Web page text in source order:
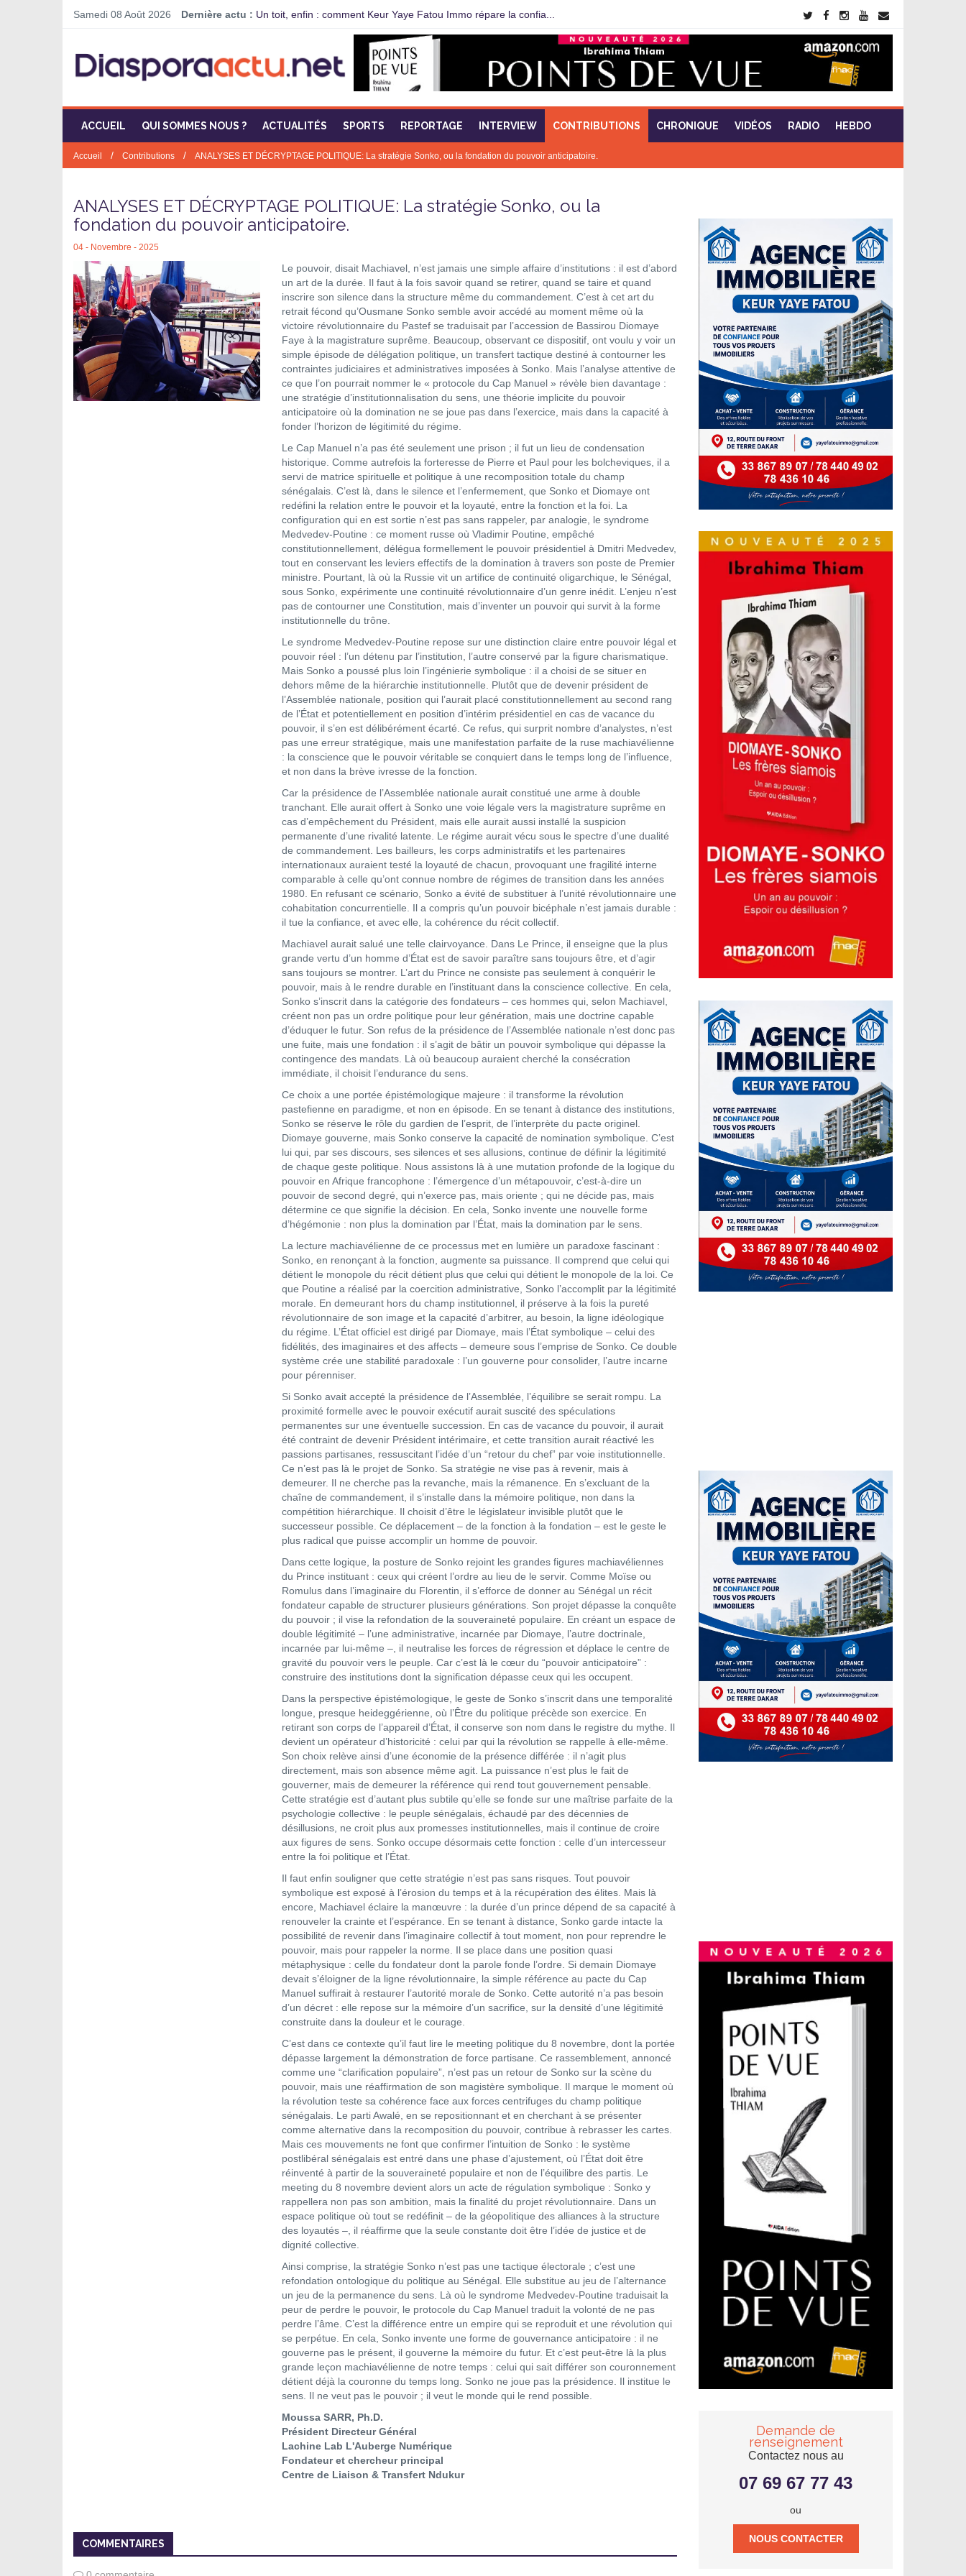
Samedi 08 Août 2026 Dernière actu : Un toit, enfin : comment Keur Yaye Fatou Immo répare la confia...
ACCUEIL QUI SOMMES NOUS ? ACTUALITÉS SPORTS REPORTAGE INTERVIEW CONTRIBUTIONS CHRONIQUE VIDÉOS RADIO HEBDO
Accueil / Contributions / ANALYSES ET DÉCRYPTAGE POLITIQUE: La stratégie Sonko, ou la fondation du pouvoir anticipatoire.
ANALYSES ET DÉCRYPTAGE POLITIQUE: La stratégie Sonko, ou la
fondation du pouvoir anticipatoire.
04 - Novembre - 2025
Le pouvoir, disait Machiavel, n’est jamais une simple affaire d’institutions : il est d’abord
un art de la durée. Il faut à la fois savoir quand se retirer, quand se taire et quand
inscrire son silence dans la structure même du commandement. C’est à cet art du
retrait fécond qu’Ousmane Sonko semble avoir accédé au moment même où la
victoire révolutionnaire du Pastef se traduisait par l’accession de Bassirou Diomaye
Faye à la magistrature suprême. Beaucoup, observant ce dispositif, ont voulu y voir un
simple épisode de délégation politique, un transfert tactique destiné à contourner les
contraintes judiciaires et administratives imposées à Sonko. Mais l’analyse attentive de
ce que l’on pourrait nommer le « protocole du Cap Manuel » révèle bien davantage :
une stratégie d’institutionnalisation du sens, une théorie implicite du pouvoir
anticipatoire où la domination ne se joue pas dans l’exercice, mais dans la capacité à
fonder l’horizon de légitimité du régime.
Le Cap Manuel n’a pas été seulement une prison ; il fut un lieu de condensation
historique. Comme autrefois la forteresse de Pierre et Paul pour les bolcheviques, il a
servi de matrice spirituelle et politique à une recomposition totale du champ
sénégalais. C’est là, dans le silence et l’enfermement, que Sonko et Diomaye ont
redéfini la relation entre le pouvoir et la loyauté, entre la fonction et la foi. La
configuration qui en est sortie n’est pas sans rappeler, par analogie, le syndrome
Medvedev-Poutine : ce moment russe où Vladimir Poutine, empêché
constitutionnellement, délégua formellement le pouvoir présidentiel à Dmitri Medvedev,
tout en conservant les leviers effectifs de la domination à travers son poste de Premier
ministre. Pourtant, là où la Russie vit un artifice de continuité oligarchique, le Sénégal,
sous Sonko, expérimente une continuité révolutionnaire d’un genre inédit. L’enjeu n’est
pas de contourner une Constitution, mais d’inventer un pouvoir qui survit à la forme
institutionnelle du trône.
Le syndrome Medvedev-Poutine repose sur une distinction claire entre pouvoir légal et
pouvoir réel : l’un détenu par l’institution, l’autre conservé par la figure charismatique.
Mais Sonko a poussé plus loin l’ingénierie symbolique : il a choisi de se situer en
dehors même de la hiérarchie institutionnelle. Plutôt que de devenir président de
l’Assemblée nationale, position qui l’aurait placé constitutionnellement au second rang
de l’État et potentiellement en position d’intérim présidentiel en cas de vacance du
pouvoir, il s’en est délibérément écarté. Ce refus, qui surprit nombre d’analystes, n’est
pas une erreur stratégique, mais une manifestation parfaite de la ruse machiavélienne
: la conscience que le pouvoir véritable se conquiert dans le temps long de l’influence,
et non dans la brève ivresse de la fonction.
Car la présidence de l’Assemblée nationale aurait constitué une arme à double
tranchant. Elle aurait offert à Sonko une voie légale vers la magistrature suprême en
cas d’empêchement du Président, mais elle aurait aussi installé la suspicion
permanente d’une rivalité latente. Le régime aurait vécu sous le spectre d’une dualité
de commandement. Les bailleurs, les corps administratifs et les partenaires
internationaux auraient testé la loyauté de chacun, provoquant une fragilité interne
comparable à celle qu’ont connue nombre de régimes de transition dans les années
1980. En refusant ce scénario, Sonko a évité de substituer à l’unité révolutionnaire une
cohabitation concurrentielle. Il a compris qu’un pouvoir bicéphale n’est jamais durable :
il tue la confiance, et avec elle, la cohérence du récit collectif.
Machiavel aurait salué une telle clairvoyance. Dans Le Prince, il enseigne que la plus
grande vertu d’un homme d’État est de savoir paraître sans toujours être, et d’agir
sans toujours se montrer. L’art du Prince ne consiste pas seulement à conquérir le
pouvoir, mais à le rendre durable en l’instituant dans la conscience collective. En cela,
Sonko s’inscrit dans la catégorie des fondateurs – ces hommes qui, selon Machiavel,
créent non pas un ordre politique pour leur génération, mais une doctrine capable
d’éduquer le futur. Son refus de la présidence de l’Assemblée nationale n’est donc pas
une fuite, mais une fondation : il s’agit de bâtir un pouvoir symbolique qui dépasse la
contingence des mandats. Là où beaucoup auraient cherché la consécration
immédiate, il choisit l’endurance du sens.
Ce choix a une portée épistémologique majeure : il transforme la révolution
pastefienne en paradigme, et non en épisode. En se tenant à distance des institutions,
Sonko se réserve le rôle du gardien de l’esprit, de l’interprète du pacte originel.
Diomaye gouverne, mais Sonko conserve la capacité de nomination symbolique. C’est
lui qui, par ses discours, ses silences et ses allusions, continue de définir la légitimité
de chaque geste politique. Nous assistons là à une mutation profonde de la logique du
pouvoir en Afrique francophone : l’émergence d’un métapouvoir, c’est-à-dire un
pouvoir de second degré, qui n’exerce pas, mais oriente ; qui ne décide pas, mais
détermine ce que signifie la décision. En cela, Sonko invente une nouvelle forme
d’hégémonie : non plus la domination par l’État, mais la domination par le sens.
La lecture machiavélienne de ce processus met en lumière un paradoxe fascinant :
Sonko, en renonçant à la fonction, augmente sa puissance. Il comprend que celui qui
détient le monopole du récit détient plus que celui qui détient le monopole de la loi. Ce
que Poutine a réalisé par la coercition administrative, Sonko l’accomplit par la légitimité
morale. En demeurant hors du champ institutionnel, il préserve à la fois la pureté
révolutionnaire de son image et la capacité d’arbitrer, au besoin, la ligne idéologique
du régime. L’État officiel est dirigé par Diomaye, mais l’État symbolique – celui des
fidélités, des imaginaires et des affects – demeure sous l’emprise de Sonko. Ce double
système crée une stabilité paradoxale : l’un gouverne pour consolider, l’autre incarne
pour pérenniser.
Si Sonko avait accepté la présidence de l’Assemblée, l’équilibre se serait rompu. La
proximité formelle avec le pouvoir exécutif aurait suscité des spéculations
permanentes sur une éventuelle succession. En cas de vacance du pouvoir, il aurait
été contraint de devenir Président intérimaire, et cette transition aurait réactivé les
passions partisanes, ressuscitant l’idée d’un “retour du chef” par voie institutionnelle.
Ce n’est pas là le projet de Sonko. Sa stratégie ne vise pas à revenir, mais à
demeurer. Il ne cherche pas la revanche, mais la rémanence. En s’excluant de la
chaîne de commandement, il s’installe dans la mémoire politique, non dans la
compétition hiérarchique. Il choisit d’être le législateur invisible plutôt que le
successeur possible. Ce déplacement – de la fonction à la fondation – est le geste le
plus radical que puisse accomplir un homme de pouvoir.
Dans cette logique, la posture de Sonko rejoint les grandes figures machiavéliennes
du Prince instituant : ceux qui créent l’ordre au lieu de le servir. Comme Moïse ou
Romulus dans l’imaginaire du Florentin, il s’efforce de donner au Sénégal un récit
fondateur capable de structurer plusieurs générations. Son projet dépasse la conquête
du pouvoir ; il vise la refondation de la souveraineté populaire. En créant un espace de
double légitimité – l’une administrative, incarnée par Diomaye, l’autre doctrinale,
incarnée par lui-même –, il neutralise les forces de régression et déplace le centre de
gravité du pouvoir vers le peuple. Car c’est là le cœur du “pouvoir anticipatoire” :
construire des institutions dont la signification dépasse ceux qui les occupent.
Dans la perspective épistémologique, le geste de Sonko s’inscrit dans une temporalité
longue, presque heideggérienne, où l’Être du politique précède son exercice. En
retirant son corps de l’appareil d’État, il conserve son nom dans le registre du mythe. Il
devient un opérateur d’historicité : celui par qui la révolution se rappelle à elle-même.
Son choix relève ainsi d’une économie de la présence différée : il n’agit plus
directement, mais son absence même agit. La puissance n’est plus le fait de
gouverner, mais de demeurer la référence qui rend tout gouvernement pensable.
Cette stratégie est d’autant plus subtile qu’elle se fonde sur une maîtrise parfaite de la
psychologie collective : le peuple sénégalais, échaudé par des décennies de
désillusions, ne croit plus aux promesses institutionnelles, mais il continue de croire
aux figures de sens. Sonko occupe désormais cette fonction : celle d’un intercesseur
entre la foi politique et l’État.
Il faut enfin souligner que cette stratégie n’est pas sans risques. Tout pouvoir
symbolique est exposé à l’érosion du temps et à la récupération des élites. Mais là
encore, Machiavel éclaire la manœuvre : la durée d’un prince dépend de sa capacité à
renouveler la crainte et l’espérance. En se tenant à distance, Sonko garde intacte la
possibilité de revenir dans l’imaginaire collectif à tout moment, non pour reprendre le
pouvoir, mais pour rappeler la norme. Il se place dans une position quasi
métaphysique : celle du fondateur dont la parole fonde l’ordre. Si demain Diomaye
devait s’éloigner de la ligne révolutionnaire, la simple référence au pacte du Cap
Manuel suffirait à restaurer l’autorité morale de Sonko. Cette autorité n’a pas besoin
d’un décret : elle repose sur la mémoire d’un sacrifice, sur la densité d’une légitimité
construite dans la douleur et le courage.
C’est dans ce contexte qu’il faut lire le meeting politique du 8 novembre, dont la portée
dépasse largement la démonstration de force partisane. Ce rassemblement, annoncé
comme une “clarification populaire”, n’est pas un retour de Sonko sur la scène du
pouvoir, mais une réaffirmation de son magistère symbolique. Il marque le moment où
la révolution teste sa cohérence face aux forces centrifuges du champ politique
sénégalais. Le parti Awalé, en se repositionnant et en cherchant à se présenter
comme alternative dans la recomposition du pouvoir, contribue à rebrasser les cartes.
Mais ces mouvements ne font que confirmer l’intuition de Sonko : le système
postlibéral sénégalais est entré dans une phase d’ajustement, où l’État doit être
réinventé à partir de la souveraineté populaire et non de l’équilibre des partis. Le
meeting du 8 novembre devient alors un acte de régulation symbolique : Sonko y
rappellera non pas son ambition, mais la finalité du projet révolutionnaire. Dans un
espace politique où tout se redéfinit – de la géopolitique des alliances à la structure
des loyautés –, il réaffirme que la seule constante doit être l’idée de justice et de
dignité collective.
Ainsi comprise, la stratégie Sonko n’est pas une tactique électorale ; c’est une
refondation ontologique du politique au Sénégal. Elle substitue au jeu de l’alternance
un jeu de la permanence du sens. Là où le syndrome Medvedev-Poutine traduisait la
peur de perdre le pouvoir, le protocole du Cap Manuel traduit la volonté de ne pas
perdre l’âme. C’est la différence entre un empire qui se reproduit et une révolution qui
se perpétue. En cela, Sonko invente une forme de gouvernance anticipatoire : il ne
gouverne pas le présent, il gouverne la mémoire du futur. Et c’est peut-être là la plus
grande leçon machiavélienne de notre temps : celui qui sait différer son couronnement
détient déjà la couronne du temps long. Sonko ne joue pas la présidence. Il institue le
sens. Il ne veut pas le pouvoir ; il veut le monde qui le rend possible.
Moussa SARR, Ph.D.
Président Directeur Général
Lachine Lab L'Auberge Numérique
Fondateur et chercheur principal
Centre de Liaison & Transfert Ndukur
COMMENTAIRES
Demande de
renseignement
Contactez nous au
07 69 67 77 43
ou
NOUS CONTACTER